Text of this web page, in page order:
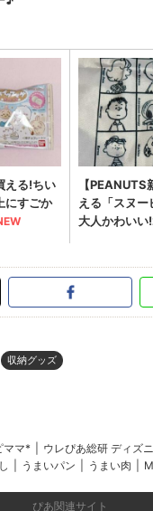
収納グッズ
ママ* ウレぴあ総研 ディズ
うまいパン うまい肉
ぴあ関連サイト